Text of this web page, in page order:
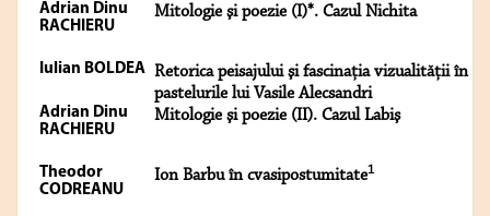
Adrian Dinu
RACHIERU
Mitologie şi poezie (I)*. Cazul Nichita
Iulian BOLDEA Retorica peisajului şi fascinaţia vizualităţii în
pastelurile lui Vasile Alecsandri
Adrian Dinu
RACHIERU
Mitologie şi poezie (II). Cazul Labiş
Theodor
CODREANU
Ion Barbu în cvasipostumitate1